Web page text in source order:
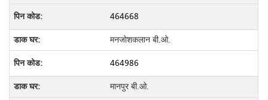
464668
मनजोशकलान बी.ओ.
464986
मानपुर बी.ओ.